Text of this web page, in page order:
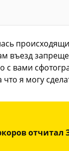
въезд
с вами
что я могу
отчитал